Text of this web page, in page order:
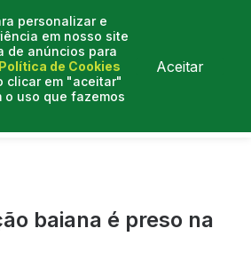
personalizar e
em nosso site
de anúncios para
Política de Cookies
clicar em "aceitar"
o uso que fazemos
Aceitar
baiana é preso na